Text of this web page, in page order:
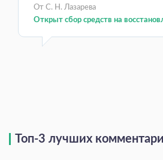
От С. Н. Лазарева
Открыт сбор средств на
Топ-3 лучших